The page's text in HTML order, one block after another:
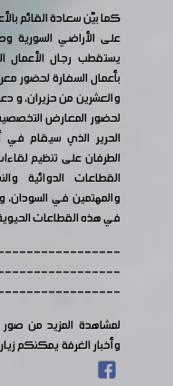
كما بيّن سعادة القائم
على الأراضي السورية
يستقطب رجال الأعمال
بأعمال السفارة لحضور
والعشرين من حزيران، و
لحضور المعارض
الحرير الذي سيقام في
القطاعات الدوائية
والمهتمين في السودان،
في هذه القطاعات
لمشاهدة المزيد من
وأخبار الغرفة يمكنكم